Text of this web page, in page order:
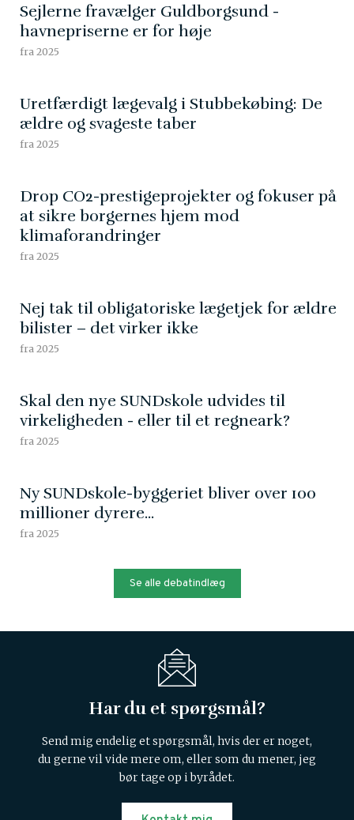
Sejlerne fravælger Guldborgsund -
havnepriserne er for høje
fra 2025
Uretfærdigt lægevalg i Stubbekøbing: De
ældre og svageste taber
fra 2025
Drop CO2-prestigeprojekter og fokuser på
at sikre borgernes hjem mod
klimaforandringer
fra 2025
Nej tak til obligatoriske lægetjek for ældre
bilister – det virker ikke
fra 2025
Skal den nye SUNDskole udvides til
virkeligheden - eller til et regneark?
fra 2025
Ny SUNDskole-byggeriet bliver over 100
millioner dyrere...
fra 2025
Se alle debatindlæg
Har du et spørgsmål?
Send mig endelig et spørgsmål, hvis der er noget,
du gerne vil vide mere om, eller som du mener, jeg
bør tage op i byrådet.